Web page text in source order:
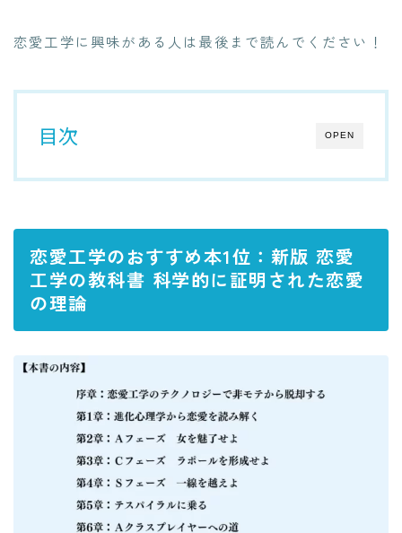
恋愛工学に興味がある人は最後まで読んでください！
OPEN
目次
恋愛工学のおすすめ本1位：新版 恋愛
工学の教科書 科学的に証明された恋愛
の理論